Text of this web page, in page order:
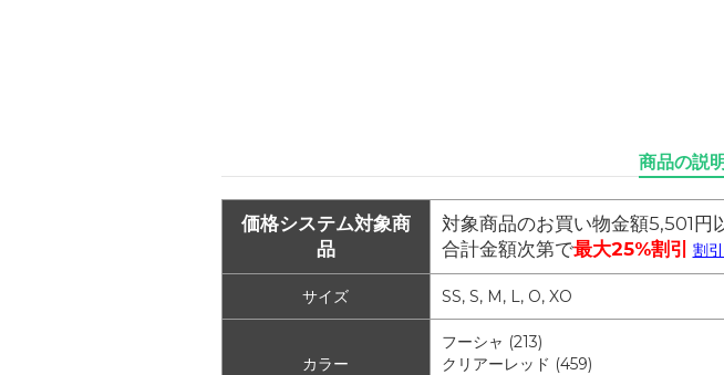
商品の説
価格システム対象商
品
対象商品のお買い物金額5,501円
合計金額次第で最大25%割引 割
サイズ SS, S, M, L, O, XO
カラー
フーシャ (213)
クリアーレッド (459)